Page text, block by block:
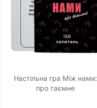
Настільна гра Між нами:
про таємне